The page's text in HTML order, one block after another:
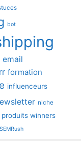
bot
email
formation
influenceurs
niche
produits winners
SEMRush